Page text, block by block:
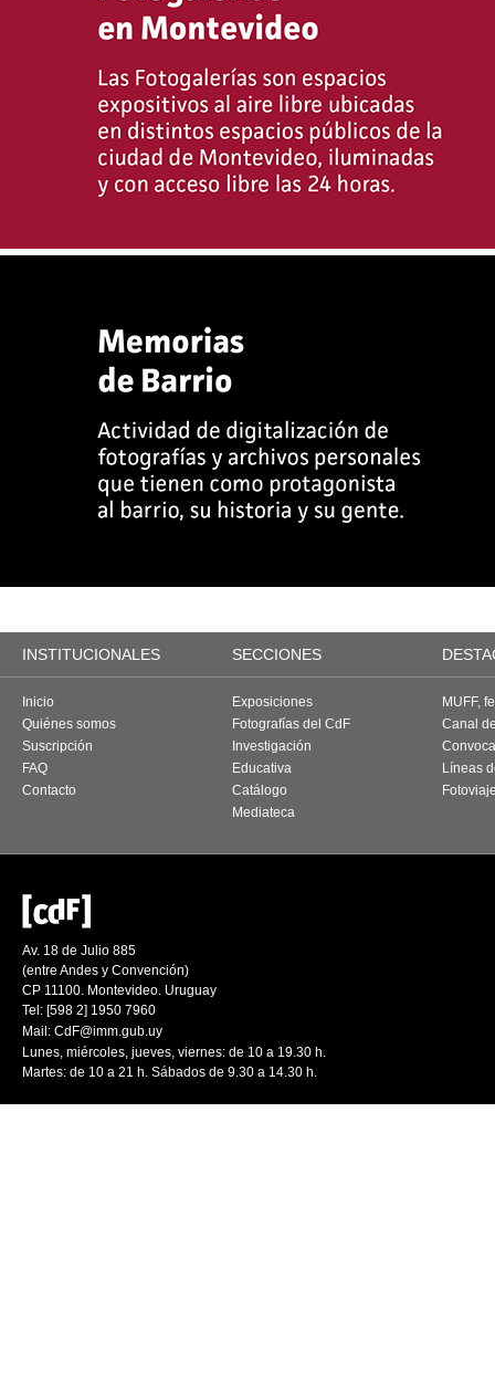
INSTITUCIONALES SECCIONES
Inicio
Quiénes somos
Suscripción
FAQ
Contacto
Exposiciones
Fotografías del CdF
Investigación
Educativa
Catálogo
Mediateca
MUFF,
Canal
Líneas
Av. 18 de Julio 885
(entre Andes y Convención)
CP 11100. Montevideo. Uruguay
Tel: [598 2] 1950 7960
Mail: CdF@imm.gub.uy
Lunes, miércoles, jueves, viernes: de 10 a 19.30 h.
Martes: de 10 a 21 h. Sábados de 9.30 a 14.30 h.